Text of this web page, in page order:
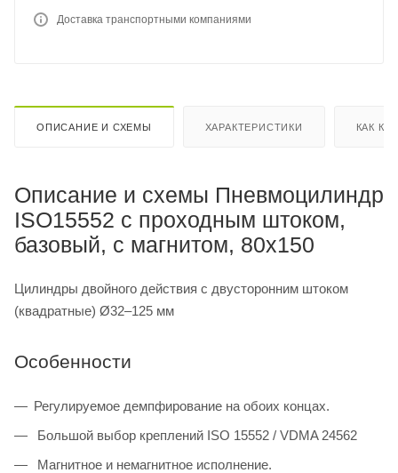
Доставка транспортными компаниями
ОПИСАНИЕ И СХЕМЫ ХАРАКТЕРИСТИКИ КАК
Описание и схемы Пневмоцилиндр
ISO15552 с проходным штоком,
базовый, с магнитом, 80x150
Цилиндры двойного действия с двусторонним штоком
(квадратные) Ø32–125 мм
Особенности
Регулируемое демпфирование на обоих концах.
Большой выбор креплений ISO 15552 / VDMA 24562
Магнитное и немагнитное исполнение.